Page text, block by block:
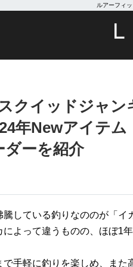
ルアーフィ
クイッドジャン
年Newアイテ
ダーを紹介
している釣りなののが「イ
によって違うものの、ほぼ1
で手軽に釣りを楽しめ、ま